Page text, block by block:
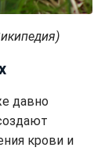
давно
крови и